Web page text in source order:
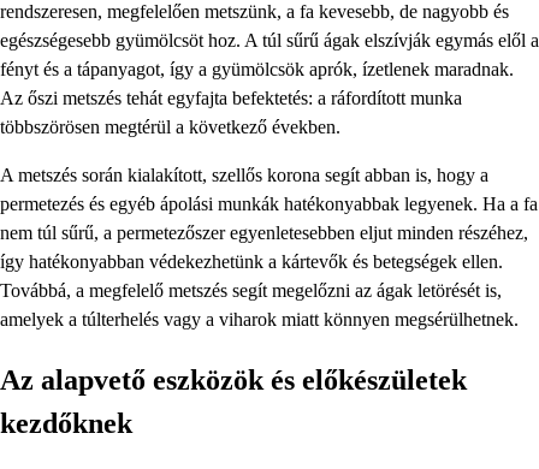
rendszeresen, megfelelően metszünk, a fa kevesebb, de nagyobb és
egészségesebb gyümölcsöt hoz. A túl sűrű ágak elszívják egymás elől a
fényt és a tápanyagot, így a gyümölcsök aprók, ízetlenek maradnak.
Az őszi metszés tehát egyfajta befektetés: a ráfordított munka
többszörösen megtérül a következő években.
A metszés során kialakított, szellős korona segít abban is, hogy a
permetezés és egyéb ápolási munkák hatékonyabbak legyenek. Ha a fa
nem túl sűrű, a permetezőszer egyenletesebben eljut minden részéhez,
így hatékonyabban védekezhetünk a kártevők és betegségek ellen.
Továbbá, a megfelelő metszés segít megelőzni az ágak letörését is,
amelyek a túlterhelés vagy a viharok miatt könnyen megsérülhetnek.
Az alapvető eszközök és előkészületek
kezdőknek